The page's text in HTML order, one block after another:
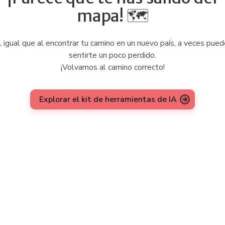
mapa! 🗺️
que al encontrar tu camino en un nuevo país, a veces
sentirte un poco perdido.
¡Volvamos al camino correcto!
Explorar el kit de herramientas de IA